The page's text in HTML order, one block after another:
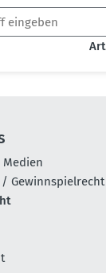
Medien
Gewinnspielrecht